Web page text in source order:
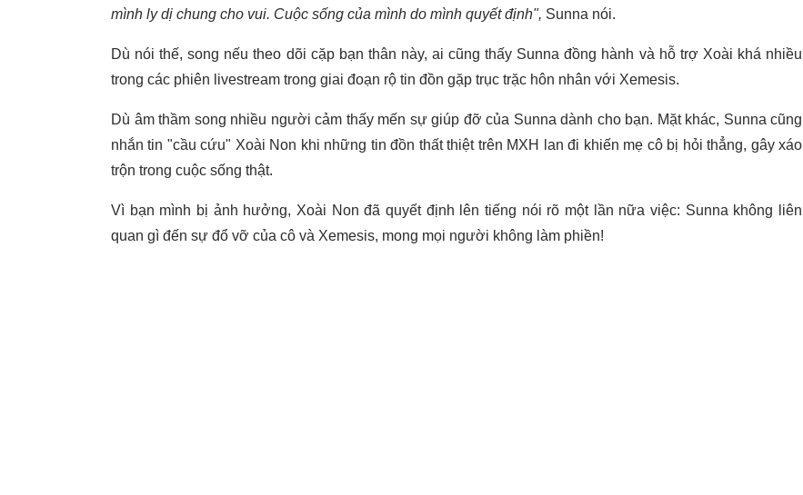
mình ly dị chung cho vui. Cuộc sống của mình do mình quyết định", Sunna nói.
Dù nói thế, song nếu theo dõi cặp bạn thân này, ai cũng thấy Sunna đồng hành và hỗ trợ Xoài khá nhiều
trong các phiên livestream trong giai đoạn rộ tin đồn gặp trục trặc hôn nhân với Xemesis.
Dù âm thầm song nhiều người cảm thấy mến sự giúp đỡ của Sunna dành cho bạn. Mặt khác, Sunna cũng
nhắn tin "cầu cứu" Xoài Non khi những tin đồn thất thiệt trên MXH lan đi khiến mẹ cô bị hỏi thẳng, gây xáo
trộn trong cuộc sống thật.
Vì bạn mình bị ảnh hưởng, Xoài Non đã quyết định lên tiếng nói rõ một lần nữa việc: Sunna không liên
quan gì đến sự đổ vỡ của cô và Xemesis, mong mọi người không làm phiền!